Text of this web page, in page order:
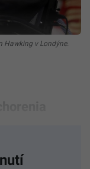
Hawking v Londýne.